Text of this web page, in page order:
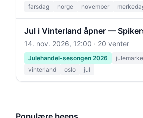
farsdag norge november
Jul i Vinterland åpner —
14. nov. 2026, 12:00 · 20 venter
Julehandel-sesongen 2026
vinterland
oslo jul